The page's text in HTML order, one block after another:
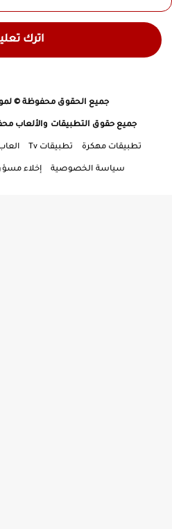
اترك
جميع الحقوق محفوظة ©
جميع حقوق التطبيقات والألعاب
تطبيقات مهكرة تطبيقات Tv
سياسة الخصوصية إخلاء